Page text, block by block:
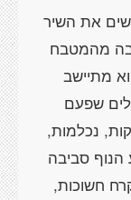
את השיר
מהמטבח
מתיישב
שפעם
נכלמות,
הנוף סביבה
חשוכות,